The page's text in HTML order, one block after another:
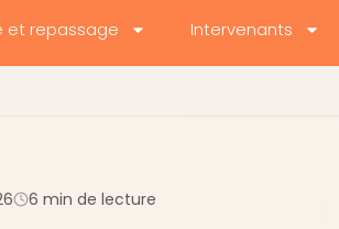
et repassage Intervenants
6 min de lecture